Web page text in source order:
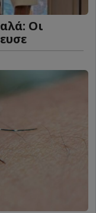
Οι